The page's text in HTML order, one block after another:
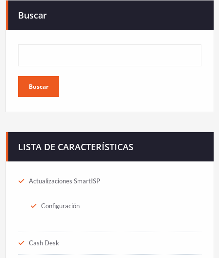
Buscar
Buscar
LISTA DE CARACTERÍSTICAS
Actualizaciones SmartISP
Configuración
Cash Desk